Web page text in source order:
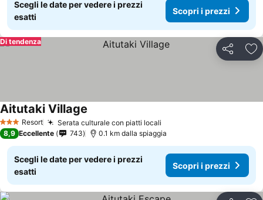
Scegli le date per vedere i prezzi
esatti
Scopri i prezzi
Condividi
Di tendenza
3 StelleResort Serata culturale con piatti locali
Aitutaki Village
8,9 Eccellente 743 0.1 km dalla spiaggia
Scegli le date per vedere i prezzi
esatti
Scopri i prezzi